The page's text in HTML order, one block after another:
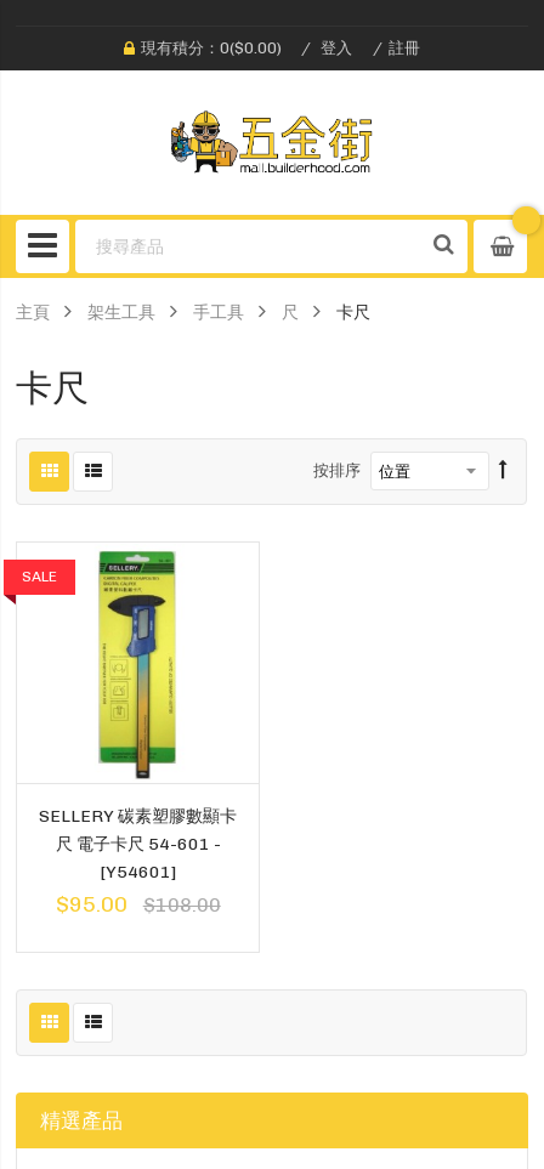
現有積分：0($0.00) 登入 註冊
主頁 架生工具 手工具 尺 卡尺
卡尺
按排序
SALE
SELLERY 碳素塑膠數顯卡
尺 電子卡尺 54-601 -
[Y54601]
$95.00 $108.00
精選產品